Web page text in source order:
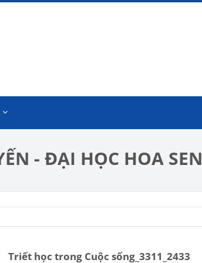
- ĐẠI HỌC HOA SEN
Triết học trong Cuộc sống_3311_2433